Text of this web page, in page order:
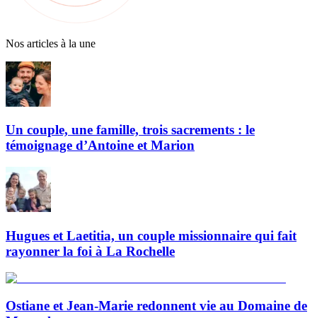
Nos articles à la une
Un couple, une famille, trois sacrements : le
témoignage d’Antoine et Marion
Hugues et Laetitia, un couple missionnaire qui fait
rayonner la foi à La Rochelle
Ostiane et Jean-Marie redonnent vie au Domaine de